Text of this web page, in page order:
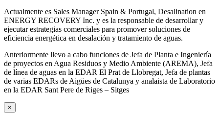
Actualmente es Sales Manager Spain & Portugal, Desalination en
ENERGY RECOVERY Inc. y es la responsable de desarrollar y
ejecutar estrategias comerciales para promover soluciones de
eficiencia energética en desalación y tratamiento de aguas.
Anteriormente llevo a cabo funciones de Jefa de Planta e Ingeniería
de proyectos en Agua Residuos y Medio Ambiente (AREMA), Jefa
de línea de aguas en la EDAR El Prat de Llobregat, Jefa de plantas
de varias EDARs de Aigües de Catalunya y analaista de Laboratorio
en la EDAR Sant Pere de Riges – Sitges
×